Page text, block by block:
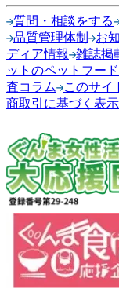
質問・相談をする
品質管理体制
お
ディア情報
雑誌掲
ットのペットフー
査コラム
このサイ
商取引に基づく表示